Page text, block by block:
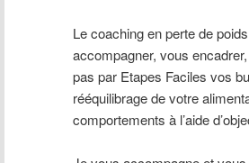
Le coaching en perte de
accompagner, vous
pas par Etapes Faciles vos
rééquilibrage de votre
comportements à l’aide